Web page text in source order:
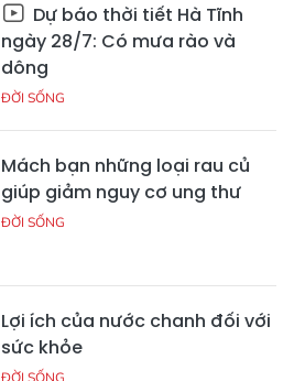
Dự báo thời tiết Hà Tĩnh
ngày 28/7: Có mưa rào và
dông
ĐỜI SỐNG
Mách bạn những loại rau củ
giúp giảm nguy cơ ung thư
ĐỜI SỐNG
Lợi ích của nước chanh đối với
sức khỏe
ĐỜI SỐNG